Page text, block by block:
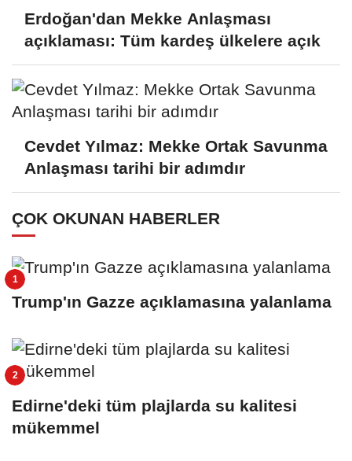
Erdoğan'dan Mekke Anlaşması
açıklaması: Tüm kardeş ülkelere açık
Cevdet Yılmaz: Mekke Ortak Savunma
Anlaşması tarihi bir adımdır
ÇOK OKUNAN HABERLER
Trump'ın Gazze açıklamasına yalanlama
Edirne'deki tüm plajlarda su kalitesi
mükemmel